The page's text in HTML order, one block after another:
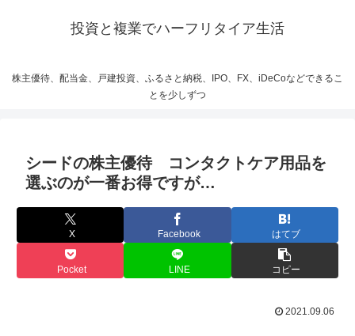
投資と複業でハーフリタイア生活
株主優待、配当金、戸建投資、ふるさと納税、IPO、FX、iDeCoなどできるこ
とを少しずつ
シードの株主優待 コンタクトケア用品を
選ぶのが一番お得ですが…
X Facebook はてブ
Pocket LINE コピー
2021.09.06